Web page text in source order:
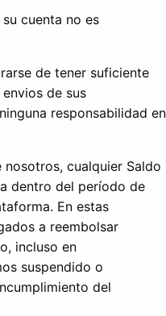
cuenta no es
de tener suficiente
de sus
responsabilidad en
cualquier Saldo
dentro del período de
En estas
a reembolsar
incluso en
suspendido o
del